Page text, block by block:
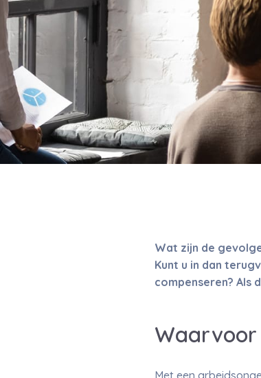
Wat zijn de
Kunt u in dan
compenseren? Als
Waarvoor
Met een